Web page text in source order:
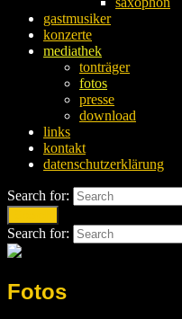
gastmusiker
konzerte
mediathek
tonträger
fotos
presse
download
links
kontakt
datenschutzerklärung
Search for:
Search for:
Fotos